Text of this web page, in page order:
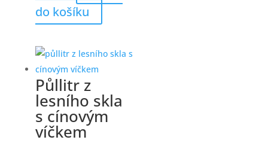
do košíku
Půllitr z
lesního skla
s cínovým
víčkem